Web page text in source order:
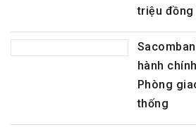
triệu đồng
Phòng
thống